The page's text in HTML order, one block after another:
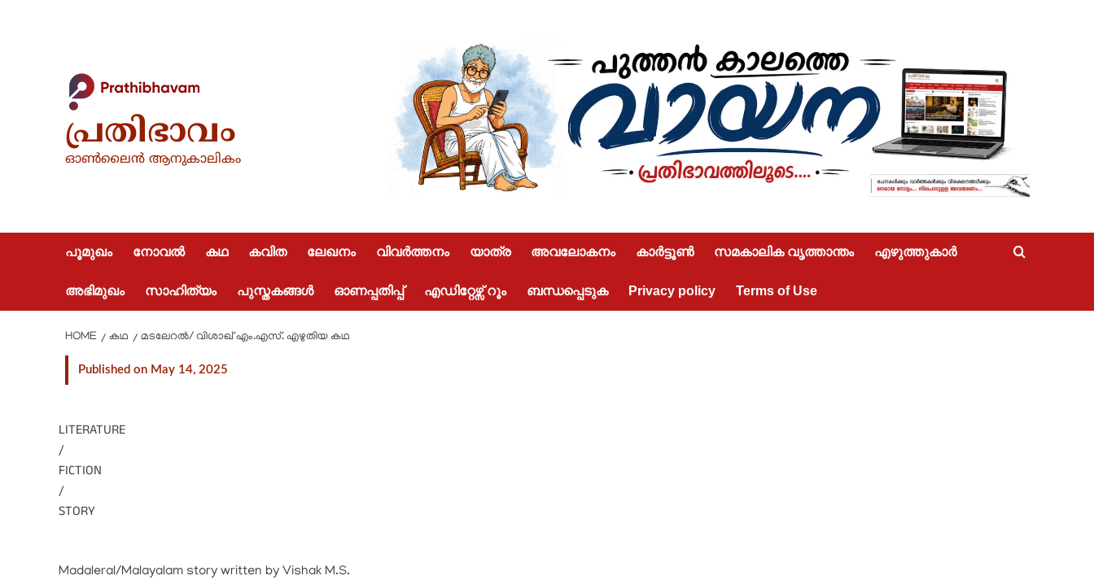
പ്രതിഭാവം
ഓൺലൈൻ ആനുകാലികം
പൂമുഖം നോവൽ കഥ കവിത ലേഖനം വിവർത്തനം യാത്ര അവലോകനം കാർട്ടൂൺ സമകാലിക വൃത്താന്തം എഴുത്തുകാർ
അഭിമുഖം സാഹിത്യം പുസ്തകങ്ങൾ ഓണപ്പതിപ്പ് എഡിറ്റേഴ്സ് റൂം ബന്ധപ്പെടുക Privacy policy Terms of Use
HOME കഥ മടലേറൽ/ വിശാഖ് എം.എസ്. എഴുതിയ കഥ
Published on May 14, 2025
LITERATURE
/
FICTION
/
STORY
Madaleral/Malayalam story written by Vishak M.S.